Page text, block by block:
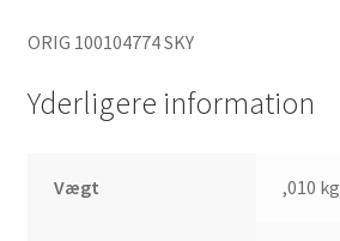
ORIG 100104774 SKY
Yderligere information
Vægt ,010 kg